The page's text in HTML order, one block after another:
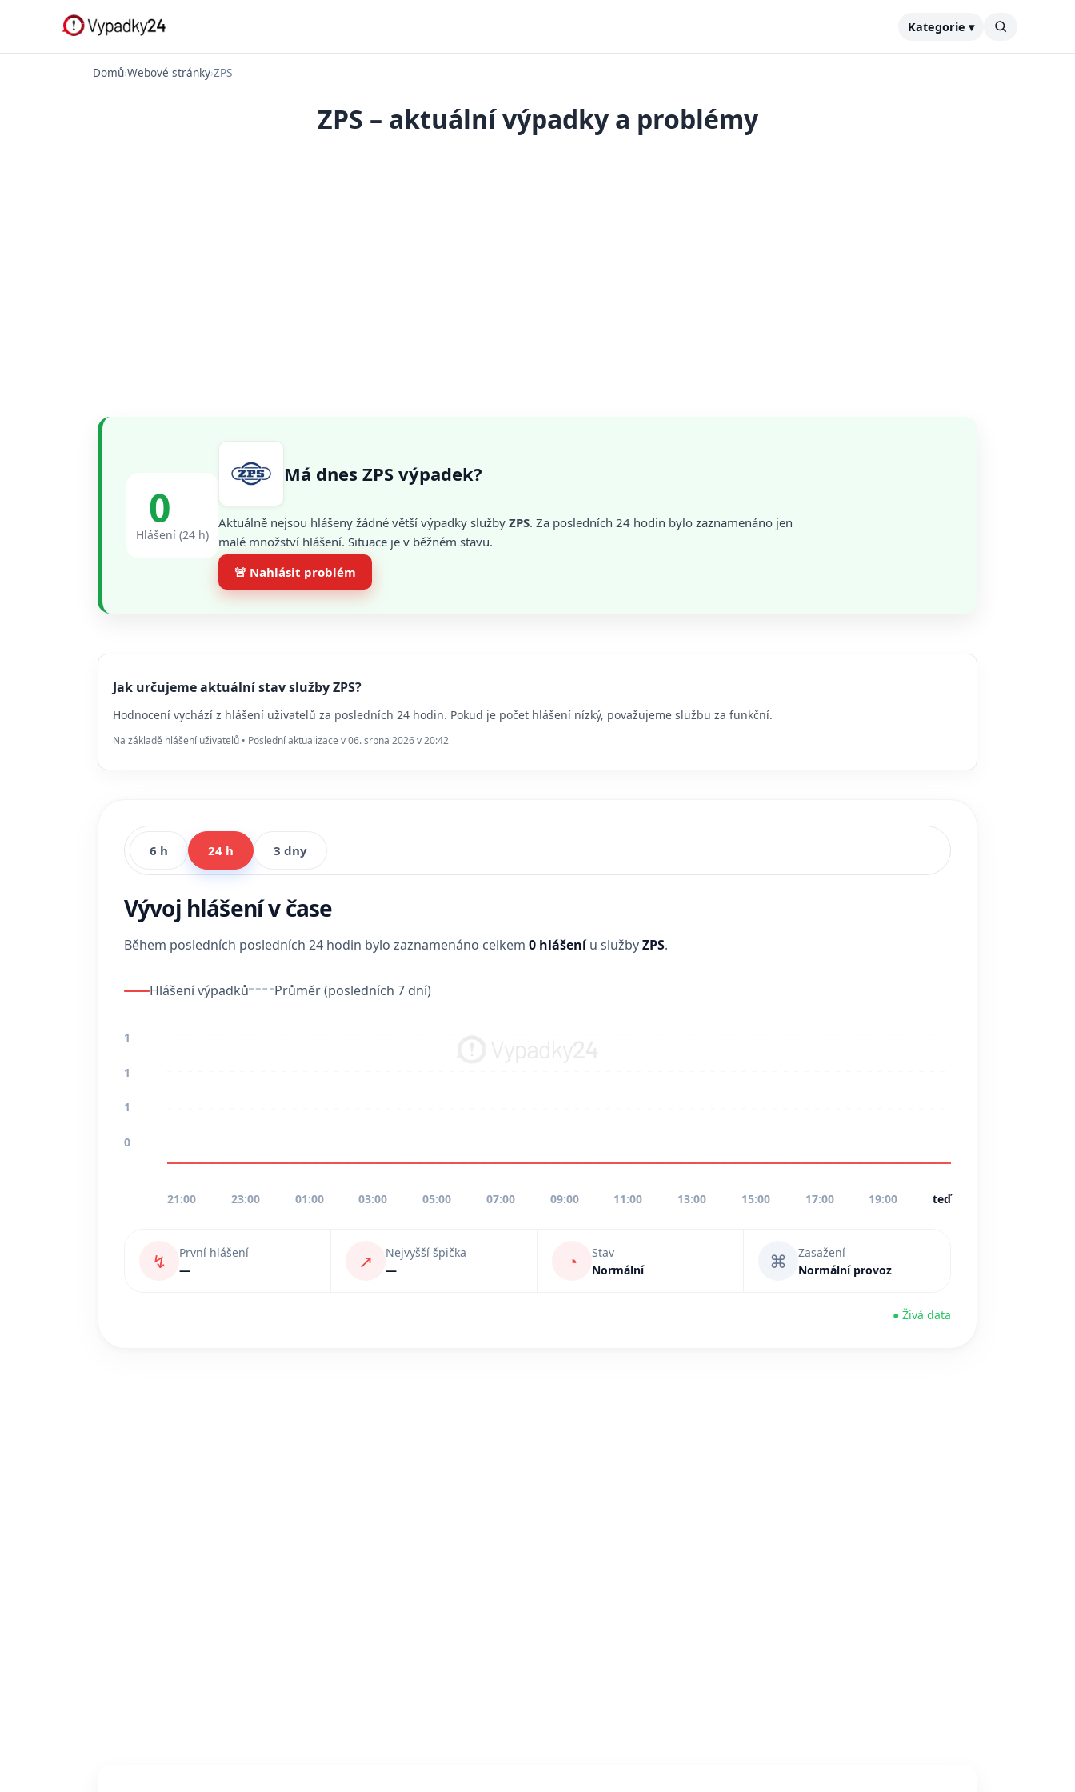
Kategorie ▾
Domů›Webové stránky›ZPS
ZPS – aktuální výpadky a problémy
0
Hlášení (24 h)
Má dnes ZPS výpadek?
Aktuálně nejsou hlášeny žádné větší výpadky služby ZPS. Za posledních 24 hodin bylo zaznamenáno jen
malé množství hlášení. Situace je v běžném stavu.
🚨 Nahlásit problém
Jak určujeme aktuální stav služby ZPS?
Hodnocení vychází z hlášení uživatelů za posledních 24 hodin. Pokud je počet hlášení nízký, považujeme službu za funkční.
Na základě hlášení uživatelů • Poslední aktualizace v 06. srpna 2026 v 20:42
6 h 24 h 3 dny
Vývoj hlášení v čase
Během posledních posledních 24 hodin bylo zaznamenáno celkem 0 hlášeníu službyZPS.
Hlášení výpadků Průměr (posledních 7 dní)
1
1
1
0
21:00 23:00 01:00 03:00 05:00 07:00 09:00 11:00 13:00 15:00 17:00 19:00 teď
↯
První hlášení
—
↗
Nejvyšší špička
—
◔
Stav
Normální
⌘
Zasažení
Normální provoz
● Živá data